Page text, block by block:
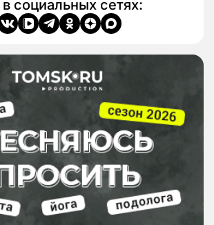
социальных сетях: